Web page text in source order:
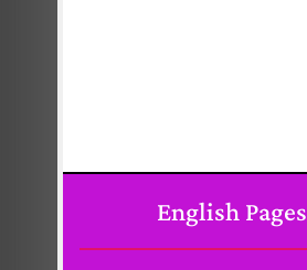
English Pages